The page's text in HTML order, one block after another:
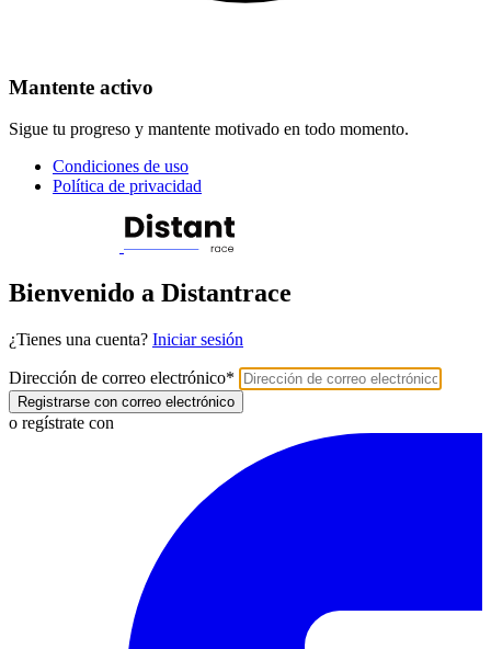
Mantente activo
Sigue tu progreso y mantente motivado en todo momento.
Condiciones de uso
Política de privacidad
Bienvenido a Distantrace
¿Tienes una cuenta? Iniciar sesión
Dirección de correo electrónico*
Registrarse con correo electrónico
o regístrate con